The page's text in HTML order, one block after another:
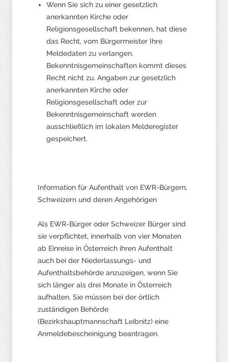
Wenn Sie sich zu einer gesetzlich
anerkannten Kirche oder
Religionsgesellschaft bekennen, hat diese
das Recht, vom Bürgermeister Ihre
Meldedaten zu verlangen.
Bekenntnisgemeinschaften kommt dieses
Recht nicht zu. Angaben zur gesetzlich
anerkannten Kirche oder
Religionsgesellschaft oder zur
Bekenntnisgemeinschaft werden
ausschließlich im lokalen Melderegister
gespeichert.
Information für Aufenthalt von EWR-Bürgern,
Schweizern und deren Angehörigen
Als EWR-Bürger oder Schweizer Bürger sind
sie verpflichtet, innerhalb von vier Monaten
ab Einreise in Österreich ihren Aufenthalt
auch bei der Niederlassungs- und
Aufenthaltsbehörde anzuzeigen, wenn Sie
sich länger als drei Monate in Österreich
aufhalten. Sie müssen bei der örtlich
zuständigen Behörde
(Bezirkshauptmannschaft Leibnitz) eine
Anmeldebescheinigung beantragen.